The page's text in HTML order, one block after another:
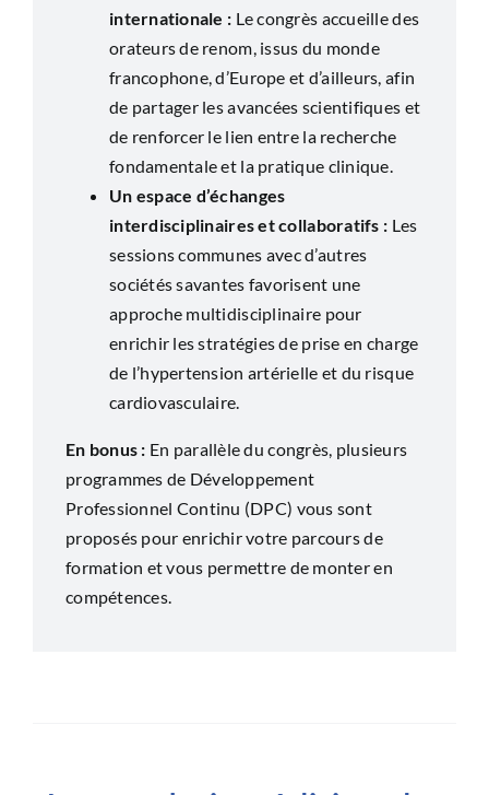
internationale : Le congrès accueille des
orateurs de renom, issus du monde
francophone, d’Europe et d’ailleurs, afin
de partager les avancées scientifiques et
de renforcer le lien entre la recherche
fondamentale et la pratique clinique.
Un espace d’échanges
interdisciplinaires et collaboratifs : Les
sessions communes avec d’autres
sociétés savantes favorisent une
approche multidisciplinaire pour
enrichir les stratégies de prise en charge
de l’hypertension artérielle et du risque
cardiovasculaire.
En bonus : En parallèle du congrès, plusieurs
programmes de Développement
Professionnel Continu (DPC) vous sont
proposés pour enrichir votre parcours de
formation et vous permettre de monter en
compétences.